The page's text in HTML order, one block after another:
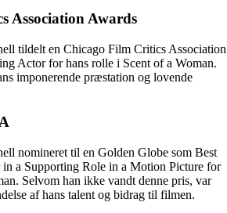
Association Awards
tildelt en Chicago Film Critics Association
Actor for hans rolle i Scent of a Woman.
imponerende præstation og lovende
nomineret til en Golden Globe som Best
a Supporting Role in a Motion Picture for
Selvom han ikke vandt denne pris, var
af hans talent og bidrag til filmen.